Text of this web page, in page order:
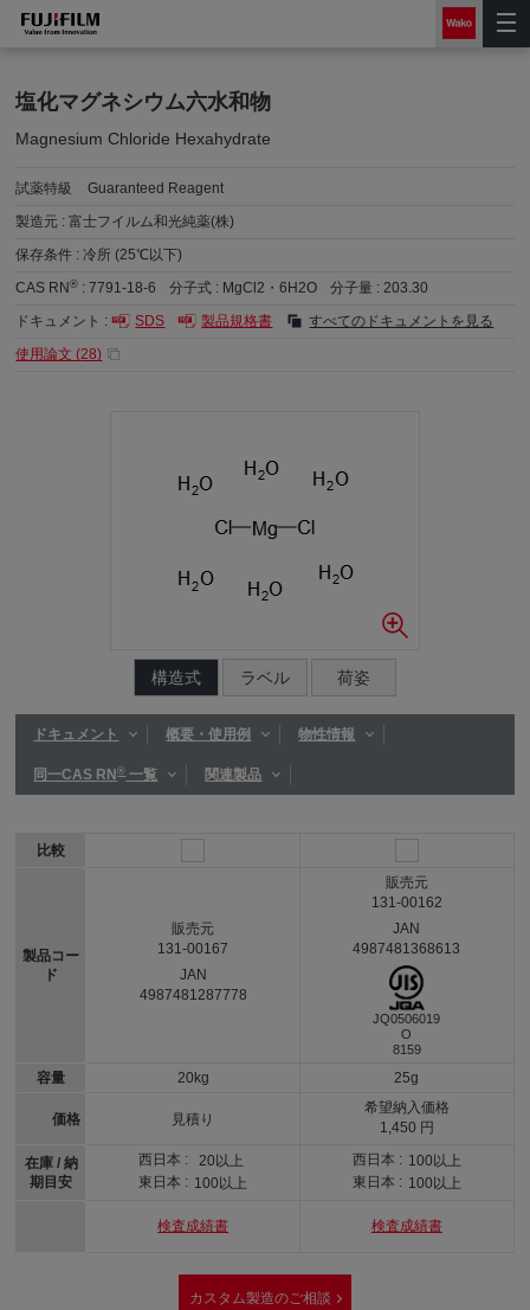
塩化マグネシウム六水和物
Magnesium Chloride Hexahydrate
試薬特級
Guaranteed Reagent
製造元 :富士フイルム和光純薬(株)
保存条件 :冷所 (25℃以下)
CAS RN® :7791-18-6 分子式 : MgCl2・6H2O 分子量 :203.30
ドキュメント :
SDS 製品規格書
すべてのドキュメントを見る
使用論文 (28)
構造式 ラベル 荷姿
ドキュメント 概要・使用例 物性情報
同一CAS RN®一覧 関連製品
比較
製品コー
ド
容量
価格
在庫 / 納
期目安
販売元
131-00167
JAN
4987481287778
20kg
見積り
西日本 :
20以上
東日本 : 100以上
検査成績書
販売元
131-00162
JAN
4987481368613
JQ0506019
O
8159
25g
希望納入価格
1,450 円
西日本 : 100以上
東日本 : 100以上
検査成績書
カスタム製造のご相談